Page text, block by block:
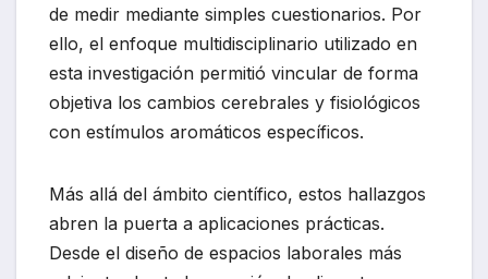
de medir mediante simples cuestionarios. Por
ello, el enfoque multidisciplinario utilizado en
esta investigación permitió vincular de forma
objetiva los cambios cerebrales y fisiológicos
con estímulos aromáticos específicos.
Más allá del ámbito científico, estos hallazgos
abren la puerta a aplicaciones prácticas.
Desde el diseño de espacios laborales más